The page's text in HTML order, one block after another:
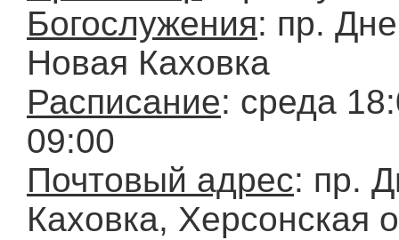
Богослужения: пр.
Новая Каховка
Расписание: среда
09:00
Почтовый адрес: пр.
Каховка, Херсонская